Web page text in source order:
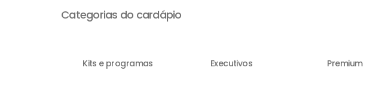
Categorias do cardápio
Kits e programas Executivos Premium